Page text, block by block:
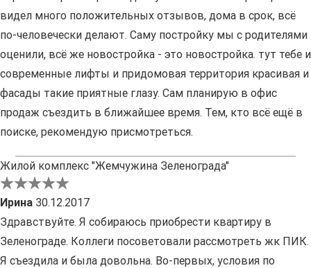
видел много положительных отзывов, дома в срок, всё
по-человечески делают. Саму постройку мы с родителями
оценили, всё же новостройка - это новостройка. тут тебе и
современные лифты и придомовая территория красивая и
фасады такие приятные глазу. Сам планирую в офис
продаж съездить в ближайшее время. Тем, кто всё ещё в
поиске, рекомендую присмотреться.
Жилой комплекс "Жемчужина Зеленограда"
Ирина 30.12.2017
Здравствуйте. Я собираюсь приобрести квартиру в
Зеленограде. Коллеги посоветовали рассмотреть жк ПИК.
Я съездила и была довольна. Во-первых, условия по